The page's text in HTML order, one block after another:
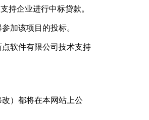
持企业进行中标贷款。
加该项目的投标。
软件有限公司技术支持
）都将在本网站上公